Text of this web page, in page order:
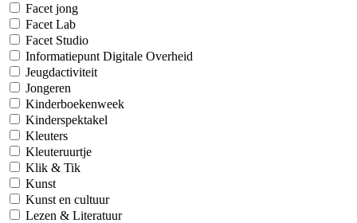
Facet jong
Facet Lab
Facet Studio
Informatiepunt Digitale Overheid
Jeugdactiviteit
Jongeren
Kinderboekenweek
Kinderspektakel
Kleuters
Kleuteruurtje
Klik & Tik
Kunst
Kunst en cultuur
Lezen & Literatuur